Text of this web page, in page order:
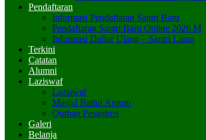
Pendaftaran
Informasi Pendaftaran Santri Baru
Pendaftaran Santri Baru Online 2026 M
Informasi Daftar Ulang – Santri Lama
Terkini
Catatan
Alumni
Laziswaf
Laziswaf
Masjid Baitul Arqom
Qurban Pesantren
Galeri
Belanja